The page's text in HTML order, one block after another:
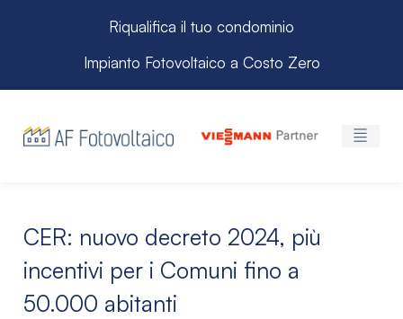
Riqualifica il tuo condominio
Impianto Fotovoltaico a Costo Zero
CER: nuovo decreto 2024, più
incentivi per i Comuni fino a
50.000 abitanti